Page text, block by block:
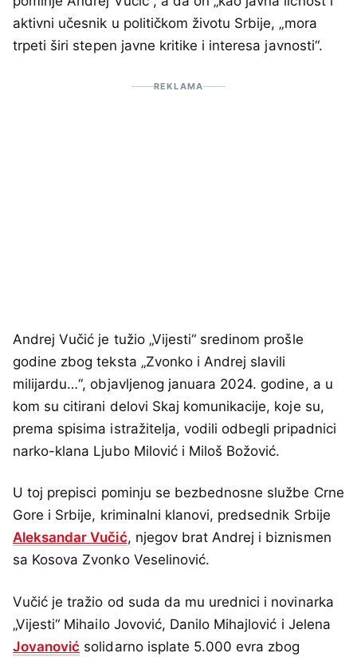
aktivni učesnik u političkom životu Srbije, „mora
trpeti širi stepen javne kritike i interesa javnosti“.
REKLAMA
Andrej Vučić je tužio „Vijesti“ sredinom prošle
godine zbog teksta „Zvonko i Andrej slavili
milijardu…“, objavljenog januara 2024. godine, a u
kom su citirani delovi Skaj komunikacije, koje su,
prema spisima istražitelja, vodili odbegli pripadnici
narko-klana Ljubo Milović i Miloš Božović.
U toj prepisci pominju se bezbednosne službe Crne
Gore i Srbije, kriminalni klanovi, predsednik Srbije
Aleksandar Vučić, njegov brat Andrej i biznismen
sa Kosova Zvonko Veselinović.
Vučić je tražio od suda da mu urednici i novinarka
„Vijesti“ Mihailo Jovović, Danilo Mihajlović i Jelena
Jovanović solidarno isplate 5.000 evra zbog